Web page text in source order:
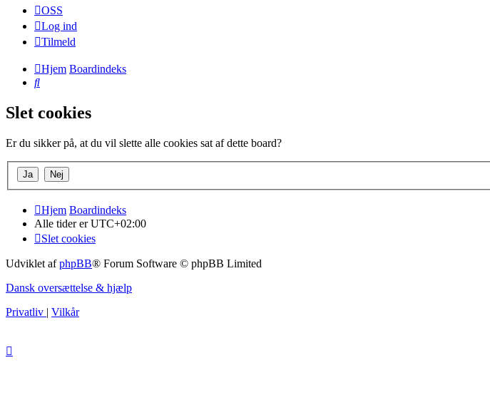
OSS
Log ind
Tilmeld
Hjem Boardindeks
Søg
Slet cookies
Er du sikker på, at du vil slette alle cookies sat af dette board?
Hjem Boardindeks
Alle tider erUTC+02:00
Slet cookies
Udviklet afphpBB® Forum Software © phpBB Limited
Dansk oversættelse & hjælp
Privatliv | Vilkår